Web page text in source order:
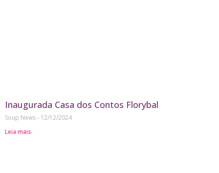
Inaugurada Casa dos Contos Florybal
Soup News
12/12/2024
Leia mais